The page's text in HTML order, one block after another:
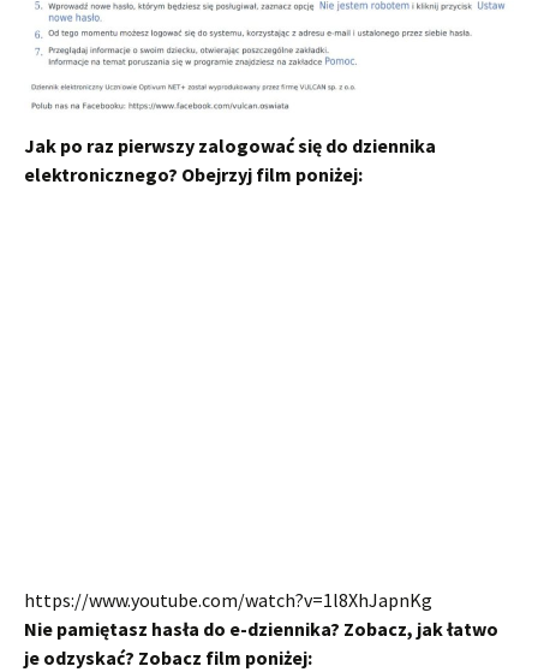
Jak po raz pierwszy zalogować się do dziennika
elektronicznego? Obejrzyj film poniżej:
https://www.youtube.com/watch?v=1l8XhJapnKg
Nie pamiętasz hasła do e-dziennika? Zobacz, jak łatwo
je odzyskać? Zobacz film poniżej: